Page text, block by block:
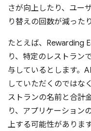
さが向上したり、ユー
り替えの回数が減った
たとえば、Rewarding
り、特定のレストラン
与しているとします。
していただくのではな
ストランの名前と合計
り、アプリケーション
上する可能性があります